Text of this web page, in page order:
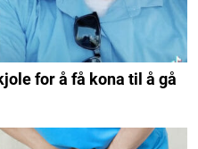
for å få kona til å gå